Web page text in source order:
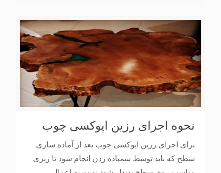
نحوه اجرای رزین اپوکسی چوب
برای اجرای رزین اپوکسی چوب بعد از آماده سازی
سطح که باید توسط سمباده زدن انجام شود تا زبری